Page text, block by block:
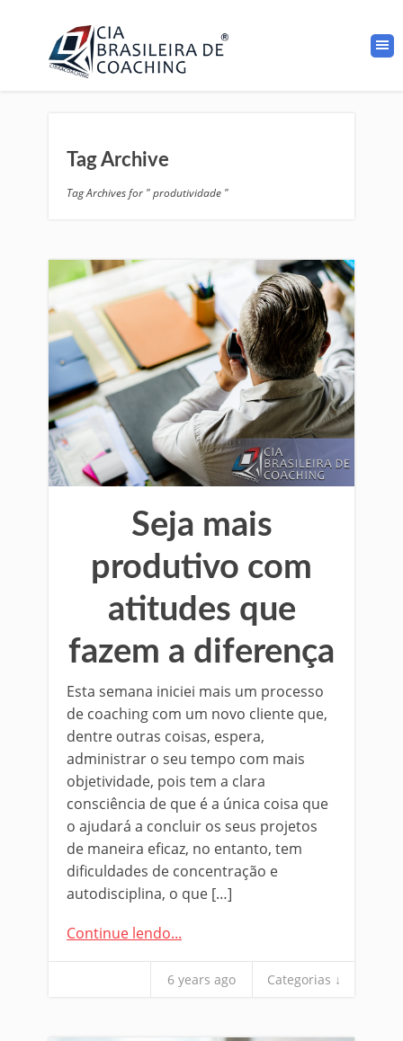
Tag Archive
Tag Archives for " produtividade "
Seja mais
produtivo com
atitudes que
fazem a diferença
Esta semana iniciei mais um processo
de coaching com um novo cliente que,
dentre outras coisas, espera,
administrar o seu tempo com mais
objetividade, pois tem a clara
consciência de que é a única coisa que
o ajudará a concluir os seus projetos
de maneira eficaz, no entanto, tem
dificuldades de concentração e
autodisciplina, o que […]
Continue lendo...
6 years ago Categorias ↓